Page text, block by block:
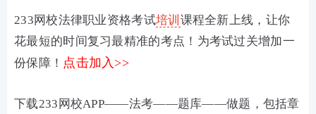
233网校法律职业资格考试培训 课程全新上线，让你
花最短的时间复习最精准的考点！为考试过关增加一
份保障！ 点击加入>>
下载233网校APP——法考——题库——做题，包括章